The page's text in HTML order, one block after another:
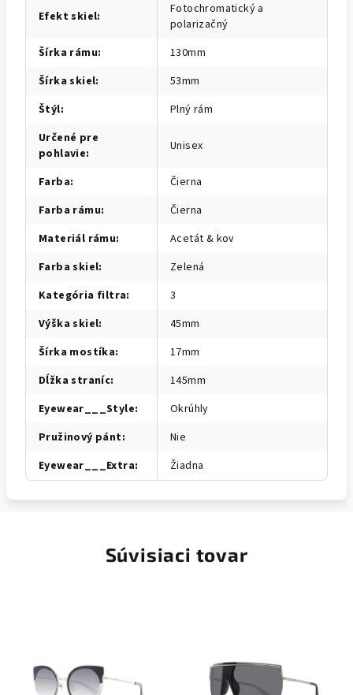
Efekt skiel:
Fotochromatický a
polarizačný
Šírka rámu:
130mm
Šírka skiel:
53mm
Štýl:
Plný rám
Určené pre
pohlavie: Unisex
Farba:
Čierna
Farba rámu:
Čierna
Materiál rámu:
Acetát & kov
Farba skiel:
Zelená
Kategória filtra:
3
Výška skiel:
45mm
Šírka mostíka:
17mm
Dĺžka straníc:
145mm
Eyewear___Style:
Okrúhly
Pružinový pánt:
Nie
Eyewear___Extra: Žiadna
Súvisiaci tovar